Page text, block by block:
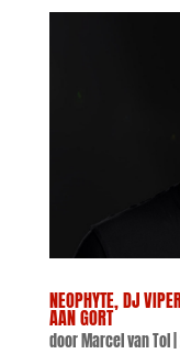
NEOPHYTE, DJ
AAN GORT
door Marcel van Tol